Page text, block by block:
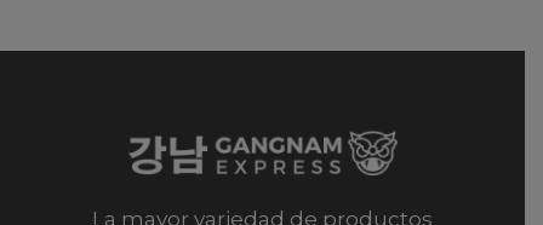
La mayor variedad de productos